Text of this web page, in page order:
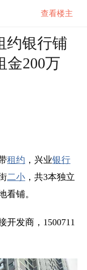
查看楼主
约银行铺
金200万
租约 ，兴业银行
二小 ，共3本独立
看铺。
开发商，1500711